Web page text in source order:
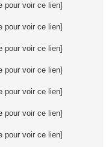
pour voir ce lien]
pour voir ce lien]
pour voir ce lien]
pour voir ce lien]
pour voir ce lien]
pour voir ce lien]
pour voir ce lien]